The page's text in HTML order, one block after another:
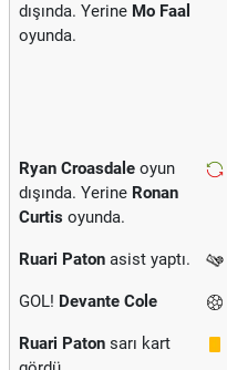
dışında. Yerine Mo Faal
oyunda.
Ryan Croasdale oyun
dışında. Yerine Ronan
Curtis oyunda.
Ruari Paton asist yaptı.
GOL! Devante Cole
Ruari Paton sarı kart